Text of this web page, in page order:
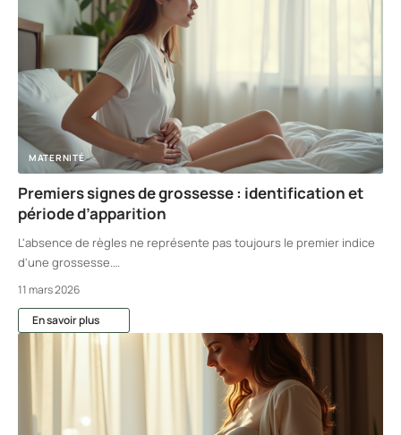
MATERNITÉ
Premiers signes de grossesse : identification et
période d’apparition
L'absence de règles ne représente pas toujours le premier indice
d'une grossesse.…
11 mars 2026
En savoir plus